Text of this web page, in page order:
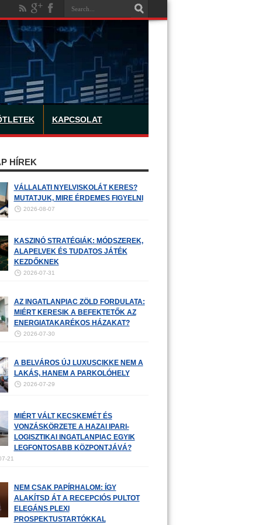
KAPCSOLAT
HÍREK
VÁLLALATI NYELVISKOLÁT KERES?
MUTATJUK, MIRE ÉRDEMES FIGYELNI
2026-08-07
KASZINÓ STRATÉGIÁK: MÓDSZEREK,
ALAPELVEK ÉS TUDATOS JÁTÉK
KEZDŐKNEK
2026-07-31
AZ INGATLANPIAC ZÖLD FORDULATA:
MIÉRT KERESIK A BEFEKTETŐK AZ
ENERGIATAKARÉKOS HÁZAKAT?
2026-07-30
A BELVÁROS ÚJ LUXUSCIKKE NEM A
LAKÁS, HANEM A PARKOLÓHELY
2026-07-29
MIÉRT VÁLT KECSKEMÉT ÉS
VONZÁSKÖRZETE A HAZAI IPARI-
LOGISZTIKAI INGATLANPIAC EGYIK
LEGFONTOSABB KÖZPONTJÁVÁ?
21
NEM CSAK PAPÍRHALOM: ÍGY
ALAKÍTSD ÁT A RECEPCIÓS PULTOT
ELEGÁNS PLEXI
PROSPEKTUSTARTÓKKAL